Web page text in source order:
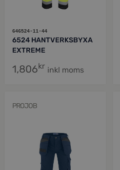
646524-11-44
6524 HANTVERKSBYXA
EXTREME
1,806kr inkl moms
PROJOB